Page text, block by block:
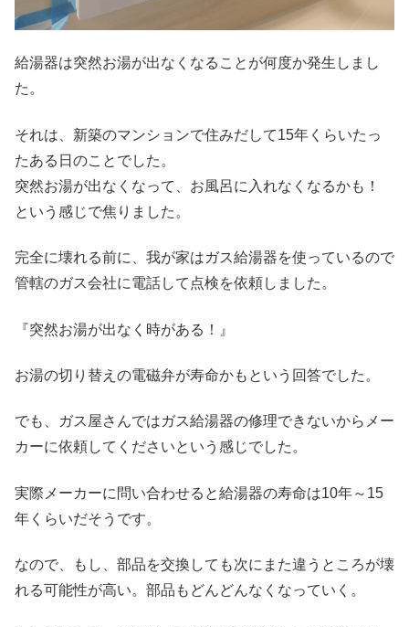
給湯器は突然お湯が出なくなることが何度か発生しまし
た。
それは、新築のマンションで住みだして15年くらいたっ
たある日のことでした。
突然お湯が出なくなって、お風呂に入れなくなるかも！
という感じで焦りました。
完全に壊れる前に、我が家はガス給湯器を使っているので
管轄のガス会社に電話して点検を依頼しました。
『突然お湯が出なく時がある！』
お湯の切り替えの電磁弁が寿命かもという回答でした。
でも、ガス屋さんではガス給湯器の修理できないからメー
カーに依頼してくださいという感じでした。
実際メーカーに問い合わせると給湯器の寿命は10年～15
年くらいだそうです。
なので、もし、部品を交換しても次にまた違うところが壊
れる可能性が高い。部品もどんどんなくなっていく。